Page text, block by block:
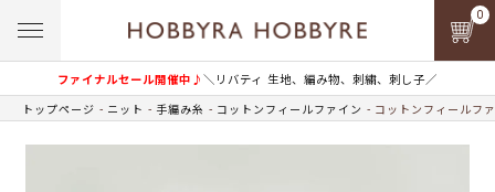
ファイナルセール開催中♪＼リバティ 生地、編み物、刺繍、刺し子／
0
トップページ ニット 手編み糸 コットンフィールファイン コットンフィール